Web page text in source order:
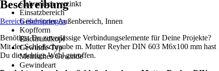
Galvanisch verzinkt
Einsatzbereich
Geschützter Außenbereich, Innen
Kopfform
Flachrundkopf
Gewinde-Typ
Metrisches Gewinde
Gewindeart
Beschreibung
Bereich überspringen
Benötigst Du zuverlässige Verbindungselemente für Deine Projekte?
Mit der Schloßschraube m. Mutter Reyher DIN 603 M6x100 mm hast
Du die richtige Wahl getroffen.